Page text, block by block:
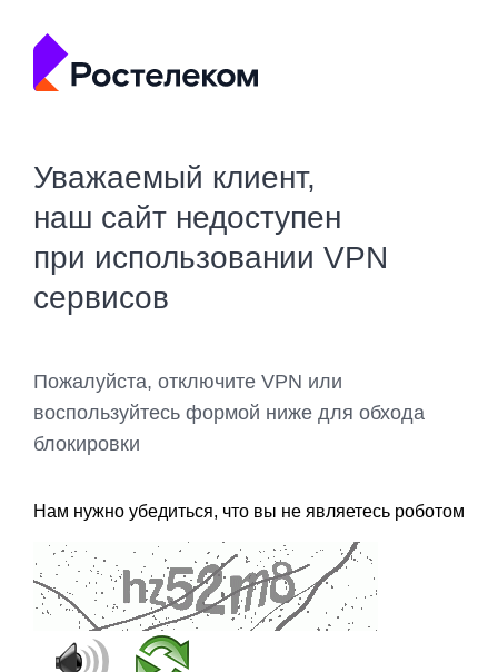
Уважаемый клиент,
наш сайт недоступен
при использовании VPN
сервисов
Пожалуйста, отключите VPN или
воспользуйтесь формой ниже для обхода
блокировки
Нам нужно убедиться, что вы не являетесь роботом